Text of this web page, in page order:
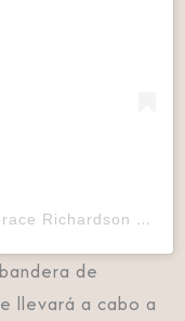
Una publicación compartida de Grace Richardson (@grace.richo)
de
llevará a cabo a